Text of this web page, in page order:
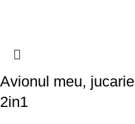
Avionul meu, jucarie
2in1